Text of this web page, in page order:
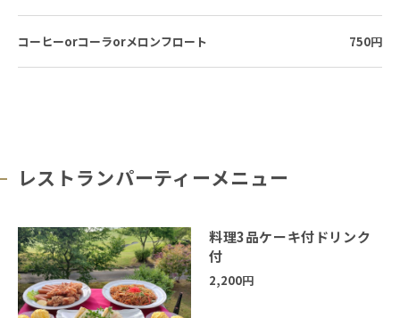
コーヒーorコーラorメロンフロート 750円
レストランパーティーメニュー
料理3品ケーキ付ドリンク
付
2,200円